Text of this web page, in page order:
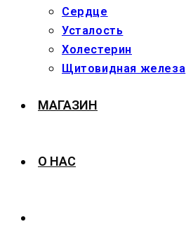
Сердце
Усталость
Холестерин
Щитовидная железа
МАГАЗИН
О НАС